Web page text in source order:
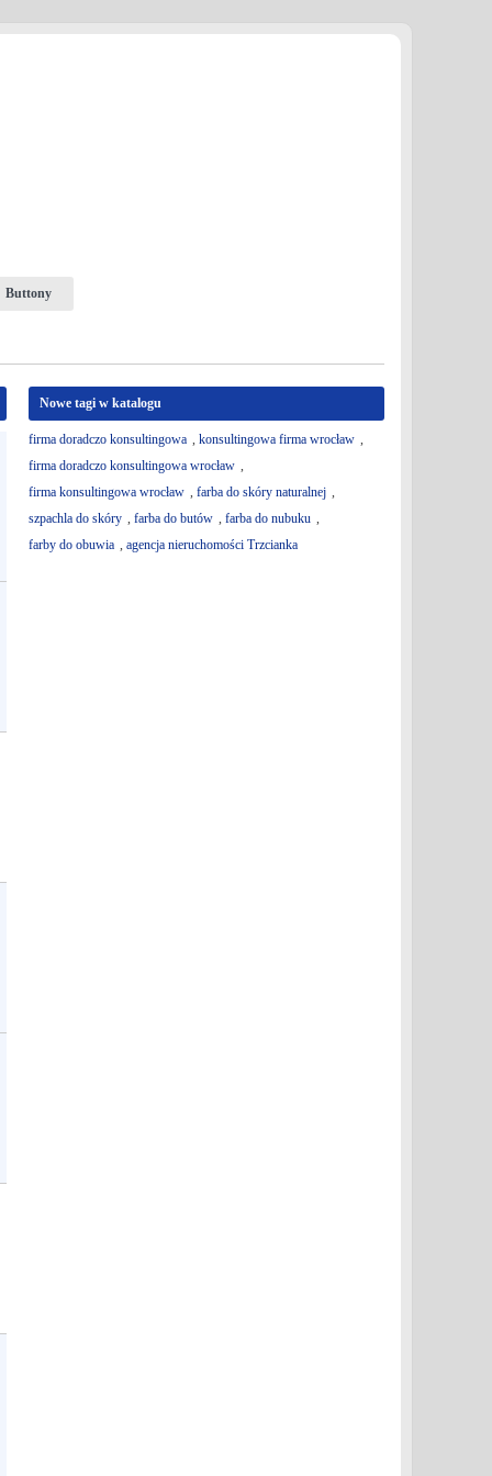
Buttony
Nowe tagi w katalogu
firma doradczo konsultingowa , konsultingowa firma wrocław ,
firma doradczo konsultingowa wrocław ,
firma konsultingowa wrocław , farba do skóry naturalnej ,
szpachla do skóry , farba do butów , farba do nubuku ,
farby do obuwia , agencja nieruchomości Trzcianka